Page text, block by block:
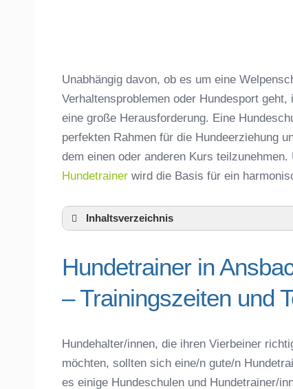
Unabhängig davon, ob es um eine
Verhaltensproblemen oder Hundesport
eine große Herausforderung. Eine
perfekten Rahmen für die Hundeerziehung
dem einen oder anderen Kurs
Hundetrainer wird die Basis für ein
Inhaltsverzeichnis
Hundetrainer in Ansbach und der
Das macht einen guten Hundetrainer
Hundeführerschein für die Region
Hundezubehör für das Training und
Preisvergleich der Hundeschulen in
Hundeschulen vs.
Hundetrainer in
– Trainingszeiten und
Hundehalter/innen, die ihren Vierbeiner
möchten, sollten sich eine/n gute/n
es einige Hundeschulen und Hundetrainer/